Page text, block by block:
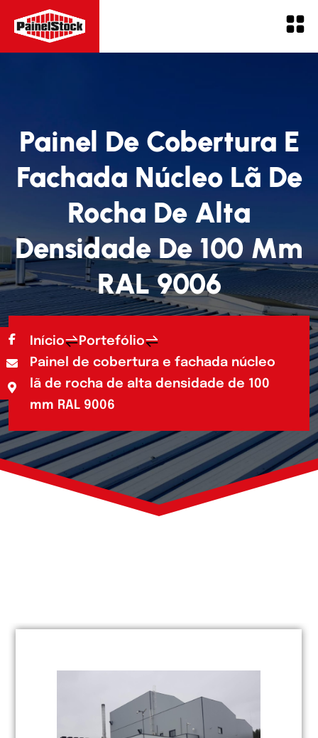
Painel De Cobertura E
Fachada Núcleo Lã De
Rocha De Alta
Densidade De 100 Mm
RAL 9006
Início
Portefólio
Painel de cobertura e fachada núcleo
lã de rocha de alta densidade de 100
mm RAL 9006